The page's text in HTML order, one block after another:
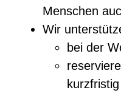
Menschen
Wir
bei der